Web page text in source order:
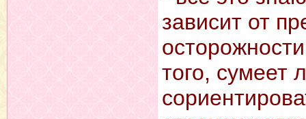
зависит от
того, сумеет